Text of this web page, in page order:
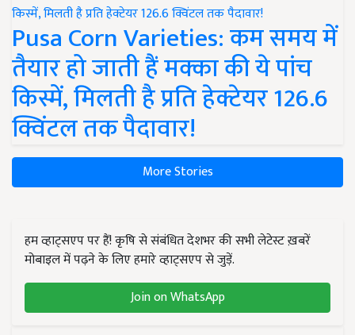
Pusa Corn Varieties: कम समय में
तैयार हो जाती हैं मक्का की ये पांच
किस्में, मिलती है प्रति हेक्टेयर 126.6
क्विंटल तक पैदावार!
More Stories
हम व्हाट्सएप पर हैं! कृषि से संबंधित देशभर की सभी लेटेस्ट ख़बरें
मोबाइल में पढ़ने के लिए हमारे व्हाट्सएप से जुड़ें.
Join on WhatsApp